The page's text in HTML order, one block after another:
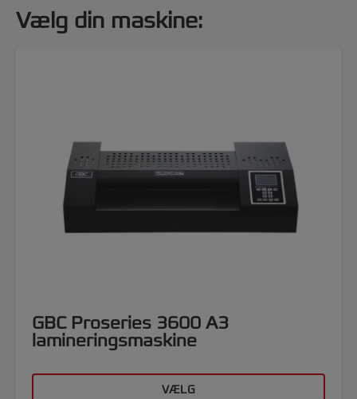
Vælg din maskine:
GBC Proseries 3600 A3
lamineringsmaskine
VÆLG